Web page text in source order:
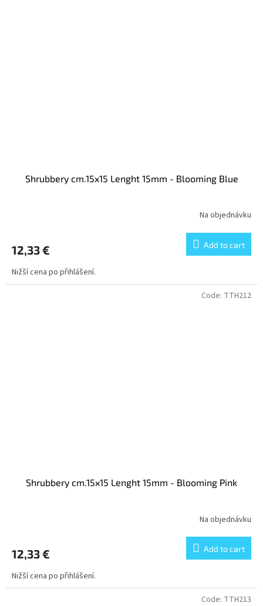
Shrubbery cm.15x15 Lenght 15mm - Blooming Blue
Na objednávku
12,33 € Add to cart
Nižší cena po přihlášení.
Shrubbery cm.15x15 Lenght 15mm - Blooming Pink
Na objednávku
12,33 € Add to cart
Nižší cena po přihlášení.
Code: TTH212
Code: TTH213